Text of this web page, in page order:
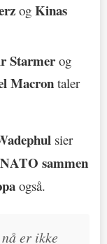
og Kinas
Starmer og
Macron taler
sier
sammen
også.
er ikke